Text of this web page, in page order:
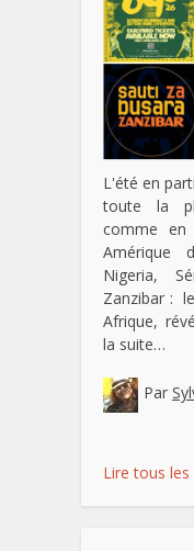
L'été en
toute la
comme en
Amérique
Nigeria,
Zanzibar :
Afrique,
la suite…
Par
Lire tous les